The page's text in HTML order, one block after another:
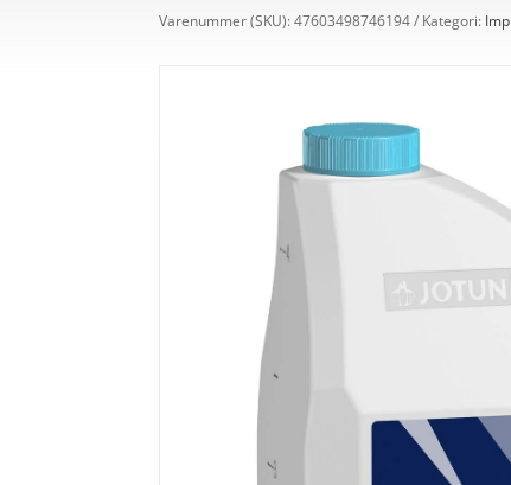
Varenummer (SKU):47603498746194 Kategori: